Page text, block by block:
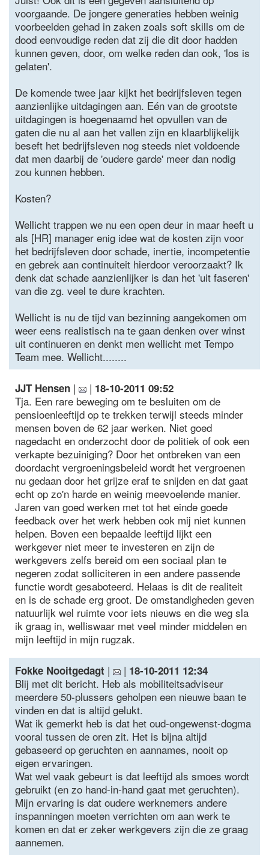
voorgaande. De jongere generaties hebben weinig
voorbeelden gehad in zaken zoals soft skills om de
dood eenvoudige reden dat zij die dit door hadden
kunnen geven, door, om welke reden dan ook, 'los is
gelaten'.
De komende twee jaar kijkt het bedrijfsleven tegen
aanzienlijke uitdagingen aan. Eén van de grootste
uitdagingen is hoegenaamd het opvullen van de
gaten die nu al aan het vallen zijn en klaarblijkelijk
beseft het bedrijfsleven nog steeds niet voldoende
dat men daarbij de 'oudere garde' meer dan nodig
zou kunnen hebben.
Kosten?
Wellicht trappen we nu een open deur in maar heeft u
als [HR] manager enig idee wat de kosten zijn voor
het bedrijfsleven door schade, inertie, incompetentie
en gebrek aan continuiteit hierdoor veroorzaakt? Ik
denk dat schade aanzienlijker is dan het 'uit faseren'
van die zg. veel te dure krachten.
Wellicht is nu de tijd van bezinning aangekomen om
weer eens realistisch na te gaan denken over winst
uit continueren en denkt men wellicht met Tempo
Team mee. Wellicht........
JJT Hensen | | 18-10-2011 09:52
Tja. Een rare beweging om te besluiten om de
pensioenleeftijd op te trekken terwijl steeds minder
mensen boven de 62 jaar werken. Niet goed
nagedacht en onderzocht door de politiek of ook een
verkapte bezuiniging? Door het ontbreken van een
doordacht vergroeningsbeleid wordt het vergroenen
nu gedaan door het grijze eraf te snijden en dat gaat
echt op zo'n harde en weinig meevoelende manier.
Jaren van goed werken met tot het einde goede
feedback over het werk hebben ook mij niet kunnen
helpen. Boven een bepaalde leeftijd lijkt een
werkgever niet meer te investeren en zijn de
werkgevers zelfs bereid om een sociaal plan te
negeren zodat solliciteren in een andere passende
functie wordt gesaboteerd. Helaas is dit de realiteit
en is de schade erg groot. De omstandigheden geven
natuurlijk wel ruimte voor iets nieuws en die weg sla
ik graag in, welliswaar met veel minder middelen en
mijn leeftijd in mijn rugzak.
Fokke Nooitgedagt | | 18-10-2011 12:34
Blij met dit bericht. Heb als mobiliteitsadviseur
meerdere 50-plussers geholpen een nieuwe baan te
vinden en dat is altijd gelukt.
Wat ik gemerkt heb is dat het oud-ongewenst-dogma
vooral tussen de oren zit. Het is bijna altijd
gebaseerd op geruchten en aannames, nooit op
eigen ervaringen.
Wat wel vaak gebeurt is dat leeftijd als smoes wordt
gebruikt (en zo hand-in-hand gaat met geruchten).
Mijn ervaring is dat oudere werknemers andere
inspanningen moeten verrichten om aan werk te
komen en dat er zeker werkgevers zijn die ze graag
aannemen.